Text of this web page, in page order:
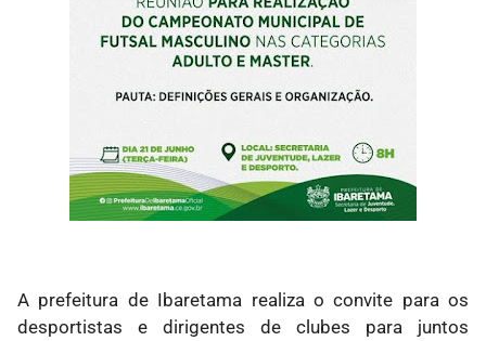
A prefeitura de Ibaretama realiza o convite para os
desportistas e dirigentes de clubes para juntos